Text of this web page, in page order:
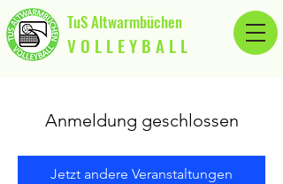
TuS Altwarmbüchen
V O L L E Y B A L L
Anmeldung geschlossen
Jetzt andere Veranstaltungen